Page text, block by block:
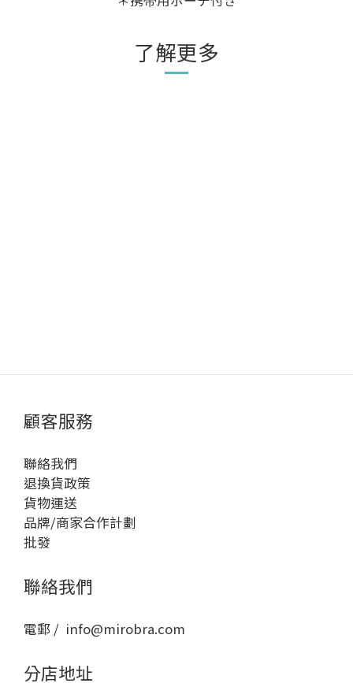
了解更多
顧客服務
聯絡我們
退換貨政策
貨物運送
品牌/商家合作計劃
批發
聯絡我們
電郵 / info@mirobra.com
分店地址